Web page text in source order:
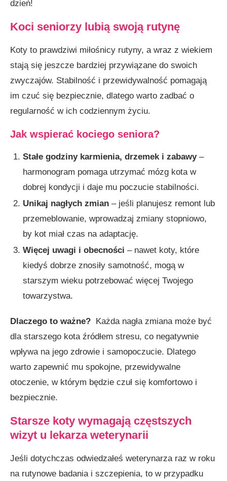
dzień!
Koci seniorzy lubią swoją rutynę
Koty to prawdziwi miłośnicy rutyny, a wraz z wiekiem
stają się jeszcze bardziej przywiązane do swoich
zwyczajów. Stabilność i przewidywalność pomagają
im czuć się bezpiecznie, dlatego warto zadbać o
regularność w ich codziennym życiu.
Jak wspierać kociego seniora?
Stałe godziny karmienia, drzemek i zabawy–
harmonogram pomaga utrzymać mózg kota w
dobrej kondycji i daje mu poczucie stabilności.
Unikaj nagłych zmian – jeśli planujesz remont lub
przemeblowanie, wprowadzaj zmiany stopniowo,
by kot miał czas na adaptację.
Więcej uwagi i obecności – nawet koty, które
kiedyś dobrze znosiły samotność, mogą w
starszym wieku potrzebować więcej Twojego
towarzystwa.
Dlaczego to ważne? Każda nagła zmiana może być
dla starszego kota źródłem stresu, co negatywnie
wpływa na jego zdrowie i samopoczucie. Dlatego
warto zapewnić mu spokojne, przewidywalne
otoczenie, w którym będzie czuł się komfortowo i
bezpiecznie.
Starsze koty wymagają częstszych
wizyt u lekarza weterynarii
Jeśli dotychczas odwiedzałeś weterynarza raz w roku
na rutynowe badania i szczepienia, to w przypadku